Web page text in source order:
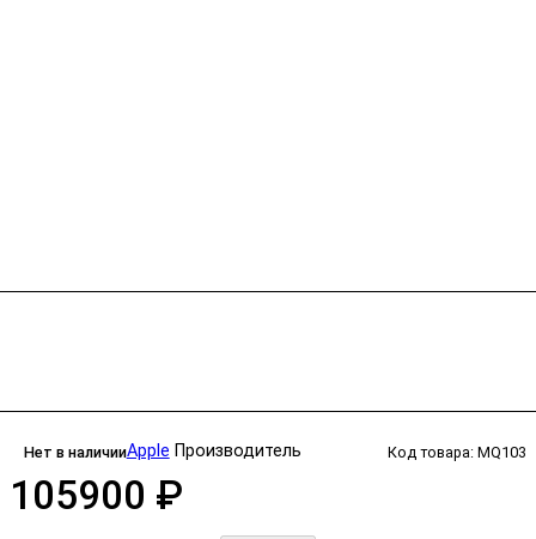
Нет в наличии Код товара: MQ103
Apple Производитель
105900 ₽